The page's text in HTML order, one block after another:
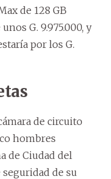
de 128 GB
G. 9.975.000, y
por los G.
de circuito
hombres
de Ciudad del
de su